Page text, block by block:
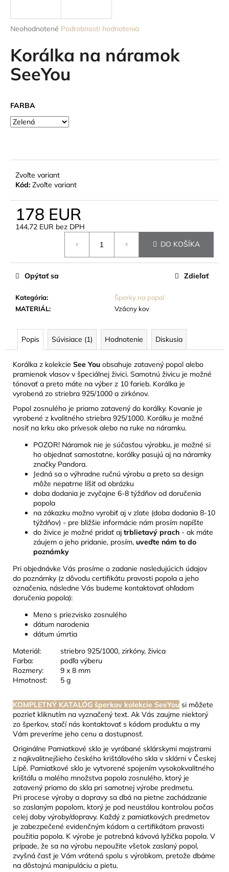
Priemerné
produktu
je
0,0
z
Neohodnotené Podrobnosti hodnotenia
Korálka na náramok
SeeYou
FARBA
Zvoľte variant
Kód: Zvoľte variant
178 EUR
144,72 EUR bez DPH
DO KOŠÍKA
Kategória:
Šperky na popol
MATERIÁL: Vzácny kov
Opýtať sa Zdieľať
Popis Súvisiace (1) Hodnotenie Diskusia
Korálka z kolekcie See You obsahuje zatavený popol alebo
pramienok vlasov v špeciálnej živici. Samotnú živicu je možné
tónovať a preto máte na výber z 10 farieb. Korálka je
vyrobená zo striebra 925/1000 a zirkónov.
Popol zosnulého je priamo zatavený do korálky. Kovanie je
vyrobené z kvalitného striebra 925/1000. Korálku je možné
nosiť na krku ako prívesok alebo na ruke na náramku.
POZOR! Náramok nie je súčasťou výrobku, je možné si
ho objednať samostatne, korálky pasujú aj na náramky
značky Pandora.
Jedná sa o výhradne ručnú výrobu a preto sa design
môže nepatrne líšiť od obrázku
doba dodania je zvyčajne 6-8 týždňov od doručenia
popola
na zákazku možno vyrobiť aj v zlate (doba dodania 8-10
týždňov) - pre bližšie informácie nám prosím napíšte
do živice je možné pridať aj trblietavý prach - ak máte
záujem o jeho pridanie, prosím, uveďte nám to do
poznámky
Pri objednávke Vás prosíme o zadanie nasledujúcich údajov
do poznámky (z dôvodu certifikátu pravosti popola a jeho
označenia, následne Vás budeme kontaktovať ohľadom
doručenia popola):
Meno s priezvisko zosnulého
dátum narodenia
dátum úmrtia
Materiál:
striebro 925/1000, zirkóny, živica
Farba:
podľa výberu
Rozmery:
9 x 8 mm
Hmotnosť:
5 g
KOMPLETNÝ KATALÓG šperkov kolekcie SeeYou si môžete
pozrieť kliknutím na vyznačený text. Ak Vás zaujme niektorý
zo šperkov, stačí nás kontaktovať s kódom produktu a my
Vám preveríme jeho cenu a dostupnosť.
Originálne Pamiatkové sklo je vyrábané sklárskymi majstrami
z najkvalitnejšieho českého krištáľového skla v sklárni v Českej
Lípě. Pamiatkové sklo je vytvorené spojením vysokokvalitného
krištáľu a malého množstva popola zosnulého, ktorý je
zatavený priamo do skla pri samotnej výrobe predmetu.
Pri procese výroby a dopravy sa dbá na pietne zachádzanie
so zaslaným popolom, ktorý je pod neustálou kontrolou počas
celej doby výroby/dopravy. Každý z pamiatkových predmetov
je zabezpečené evidenčným kódom a certifikátom pravosti
použitia popola. K výrobe je potrebná kávová lyžička popola. V
prípade, že sa na výrobu nepoužite všetok zaslaný popol,
zvyšná časť je Vám vrátená spolu s výrobkom, pretože dbáme
na dôstojnú manipuláciu a pietu.
j
ť
?
HĽADAŤ
O
d
p
o
e
TABUĽKA
NA
URNU
5X8
CM
18
EUR